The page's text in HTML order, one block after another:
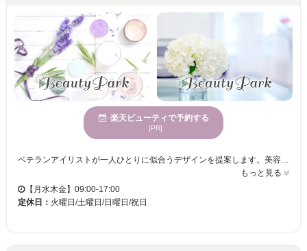
楽天ビューティで予約する
[PR]
もっと見る
【月水木金】09:00-17:00
定休日： 火曜日/土曜日/日曜日/祝日